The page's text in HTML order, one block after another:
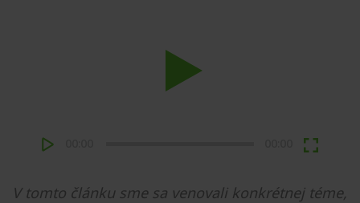
V tomto článku sme sa venovali konkrétnej téme,